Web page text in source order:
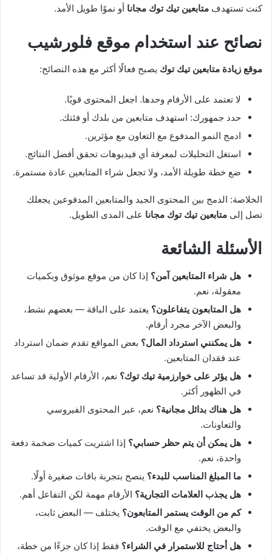
كنت تستهدف متابعين تيك توك مجانا أو نموًا طويل الأمد.
نصائح عند استخدام موقع فلورشيب
موقع زيادة متابعين تيك توك يصبح فعالًا أكثر مع هذه النصائح:
لا تعتمد على الأرقام وحدها. اجعل المحتوى قويًا.
حدد جمهورك: استهدف متابعين من بلدك أو فئتك.
ادمج النمو المدفوع مع التعاون مع مؤثرين.
استغل التحليلات لمعرفة أي فيديوهات تحقق أفضل النتائج.
ضع خطة طويلة الأمد، ولا تجعل شراء المتابعين عادة مستمرة.
الخلاصة: الدمج بين المحتوى الجيد والمتابعين المدفوعين يجعلك
تصل إلى متابعين تيك توك مجانا على المدى الطويل.
الأسئلة الشائعة
هل شراء المتابعين آمن؟ إذا كان من موقع موثوق وبكميات
معقولة، نعم.
هل المتابعون يتفاعلون؟ يعتمد على الباقة — بعضهم نشط،
والبعض الآخر مجرد أرقام.
هل يمكنني استرداد المال؟ بعض المواقع تقدم ضمان استرداد
عند فقدان المتابعين.
هل يؤثر على خوارزمية تيك توك؟ نعم، الأرقام الأولية قد تساعد
في الظهور أكثر.
هل هناك بدائل مجانية؟ نعم، عبر المحتوى الفيروسي
والتعاونات.
هل يمكن أن يتم حظر حسابي؟ إذا اشتريت كميات ضخمة دفعة
واحدة، نعم.
ما المبلغ المناسب للبدء؟ ينصح بتجربة باقات صغيرة أولًا.
هل يجذب العلامات التجارية؟ الأرقام مهمة لكن التفاعل أهم.
كم من الوقت يستمر المتابعون؟ يختلف — البعض ثابت،
والبعض يختفي مع الوقت.
هل أحتاج للاستمرار في الشراء؟ فقط إذا كان جزءًا من خطة،